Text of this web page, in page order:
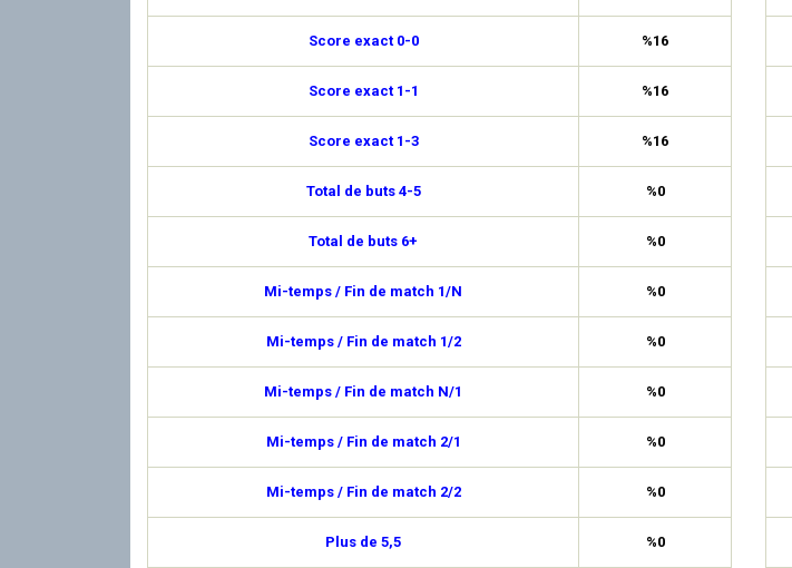
Score exact 0-0 %16
Score exact 1-1 %16
Score exact 1-3 %16
Total de buts 4-5 %0
Total de buts 6+ %0
Mi-temps / Fin de match 1/N %0
Mi-temps / Fin de match 1/2 %0
Mi-temps / Fin de match N/1 %0
Mi-temps / Fin de match 2/1 %0
Mi-temps / Fin de match 2/2 %0
Plus de 5,5 %0